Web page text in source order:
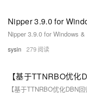
sysin 279